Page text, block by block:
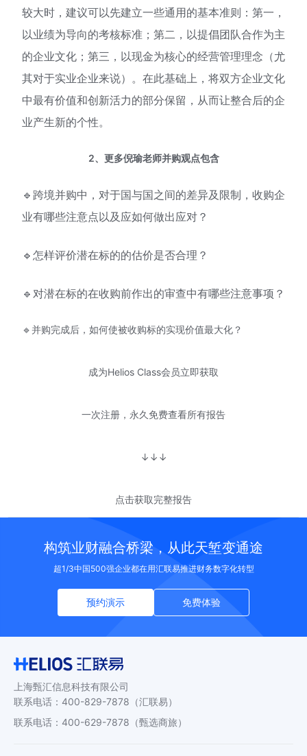
较大时，建议可以先建立一些通用的基本准则：第一，
以业绩为导向的考核标准；第二，以提倡团队合作为主
的企业文化；第三，以现金为核心的经营管理理念（尤
其对于实业企业来说）。在此基础上，将双方企业文化
中最有价值和创新活力的部分保留，从而让整合后的企
业产生新的个性。
2、更多倪瑜老师并购观点包含
🔹跨境并购中，对于国与国之间的差异及限制，收购企
业有哪些注意点以及应如何做出应对？
🔹怎样评价潜在标的的估价是否合理？
🔹对潜在标的在收购前作出的审查中有哪些注意事项？
🔹并购完成后，如何使被收购标的实现价值最大化？
成为Helios Class会员立即获取
一次注册，永久免费查看所有报告
↓↓↓
点击获取完整报告
构筑业财融合桥梁，从此天堑变通途
超1/3中国500强企业都在用汇联易推进财务数字化转型
预约演示 免费体验
上海甄汇信息科技有限公司
联系电话 ： 400-829-7878 （汇联易）
联系电话 ： 400-629-7878 （甄选商旅）